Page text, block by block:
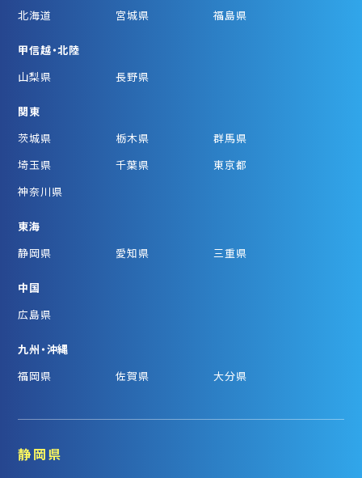
北海道
宮城県 福島県
甲信越・北陸
山梨県
長野県
関東
茨城県
栃木県
群馬県
埼玉県
千葉県
東京都
神奈川県
東海
静岡県
愛知県 三重県
中国
広島県
九州・沖縄
福岡県
佐賀県 大分県
静岡県